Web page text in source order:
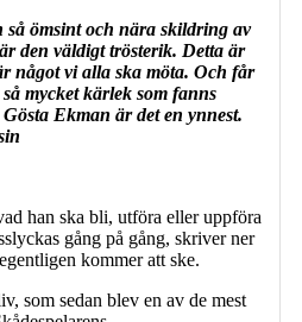
ömsint och nära skildring av
den väldigt trösterik. Detta är
något vi alla ska möta. Och får
mycket kärlek som fanns
Ekman är det en ynnest.
han ska bli, utföra eller uppföra
gång på gång, skriver ner
kommer att ske.
som sedan blev en av de mest